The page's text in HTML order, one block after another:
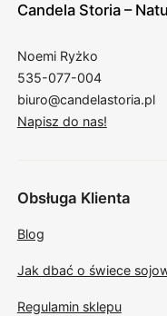
Candela Storia –
Noemi Ryżko
535-077-004
biuro@candelastoria.pl
Napisz do nas!
Obsługa Klienta
Blog
Jak dbać o świece
Regulamin sklepu